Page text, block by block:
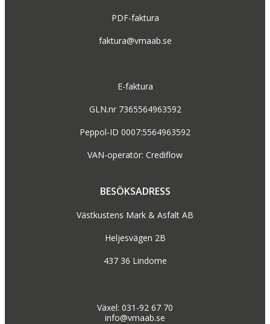
PDF-faktura
faktura@vmaab.se
E-faktura
GLN.nr 7365564963592
Peppol-ID 0007:5564963592
VAN-operatör: Crediflow
BESÖKSADRESS
Västkustens Mark & Asfalt AB
Heljesvägen 2B
437 36 Lindome
Växel: 031-92 67 70
info@vmaab.se